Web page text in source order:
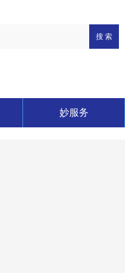
搜 索
妙服务